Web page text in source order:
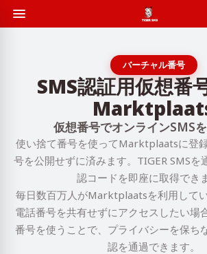
バーチャル番号
SMS認証用仮想番
仮想番号でオンラインSMS
使い捨て番号を使ってMarktplaatsに登
号を公開せずに済みます。TIGER SMSを
認コードを即座に取得でき
毎日数百万人がMarktplaatsを利用して
電話番号を共有せずにアクセスしたい場
番号を使うことで、プライバシーを保ち
認を通過できます。